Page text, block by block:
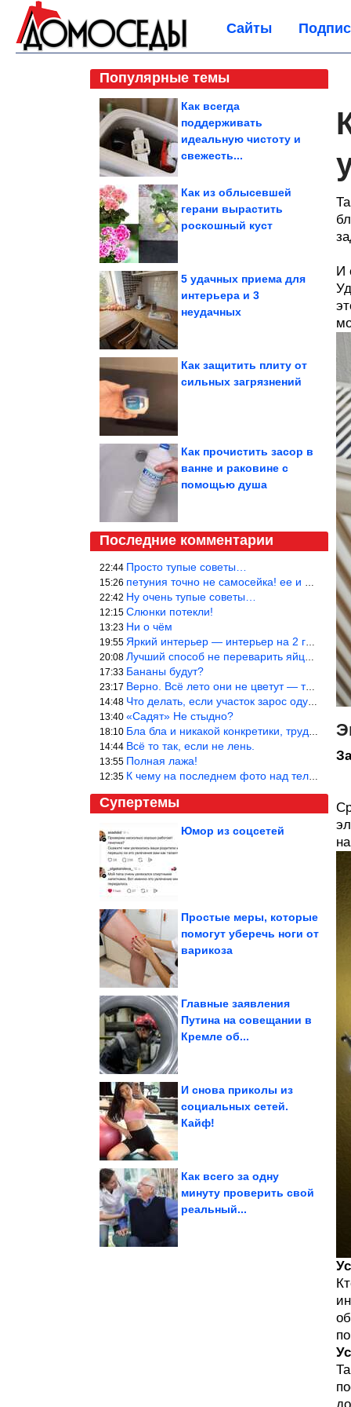
Сайты
Популярные темы
Как всегда
поддерживать
идеальную чистоту и
свежесть...
Как из облысевшей
герани вырастить
роскошный куст
5 удачных приема для
интерьера и 3
неудачных
Как защитить плиту от
сильных загрязнений
Как прочистить засор в
ванне и раковине с
помощью душа
Последние комментарии
22:44 Просто тупые советы…
15:26 петуния точно не самосейка! ее и из рассады тяжело вырастить!
22:42 Ну очень тупые советы…
12:15 Слюнки потекли!
13:23 Ни о чём
19:55 Яркий интерьер — интерьер на 2 года! Человек должен отдыхать в с
20:08 Лучший способ не переварить яйцо — довести его до кипения и выкл
17:33 Бананы будут?
23:17 Верно. Всё лето они не цветут — только в его начале. Достаточно
14:48 Что делать, если участок зарос одуванчиками — ничего.
13:40 «Садят» Не стыдно?
18:10 Бла бла и никакой конкретики, трудно указать наименование рекоме
14:44 Всё то так, если не лень.
13:55 Полная лажа!
12:35 К чему на последнем фото над телевизором две полки? Делают интер
Супертемы
Простые домашние
Юмор из соцсетей
Простые меры, которые
помогут уберечь ноги от
варикоза
Главные заявления
Путина на совещании в
Кремле об...
Вещи, созданные
современной техники,...
И снова приколы из
социальных сетей.
Кайф!
Его всегда не хватает.
Какой бывает магний и
может ли...
Как всего за одну
минуту проверить свой
реальный...
И